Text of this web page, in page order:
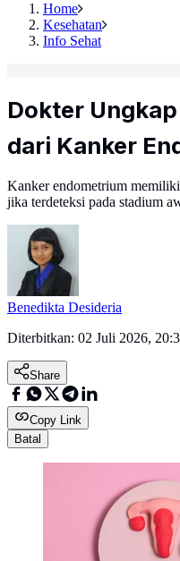
Home
Kesehatan
Info Sehat
Dokter
dari Kanker
Kanker endometrium
jika terdeteksi pada stadium
Benedikta Desideria
Diterbitkan: 02 Juli 2026,
Share
Copy Link
Batal